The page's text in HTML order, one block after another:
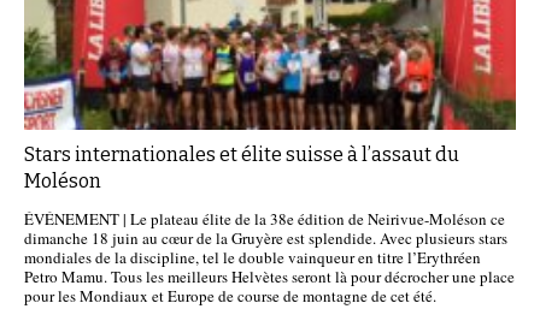
Stars internationales et élite suisse à l’assaut du
Moléson
ÉVÉNEMENT | Le plateau élite de la 38e édition de Neirivue-Moléson ce
dimanche 18 juin au cœur de la Gruyère est splendide. Avec plusieurs stars
mondiales de la discipline, tel le double vainqueur en titre l’Erythréen
Petro Mamu. Tous les meilleurs Helvètes seront là pour décrocher une place
pour les Mondiaux et Europe de course de montagne de cet été.